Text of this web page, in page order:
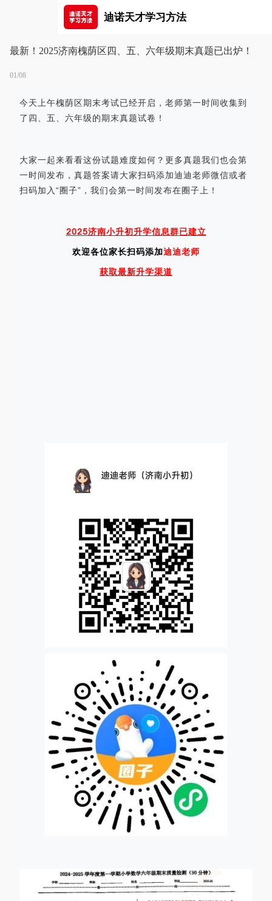
迪诺天才学习方法
最新！2025济南槐荫区四、五、六年级期末真题已出炉！
01/08
今天上午槐荫区期末考试已经开启，老师第一时间收集到
了四、五、六年级的期末真题试卷！
大家一起来看看这份试题难度如何？更多真题我们也会第
一时间发布，真题答案请大家扫码添加迪迪老师微信或者
扫码加入“圈子”，我们会第一时间发布在圈子上！
2025济南小升初升学信息群已建立
欢迎各位家长扫码添加迪迪老师
获取最新升学渠道